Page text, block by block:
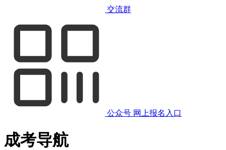
交流群
公众号 网上报名入口
成考导航